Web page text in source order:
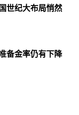
世纪大布局悄然
备金率仍有下降